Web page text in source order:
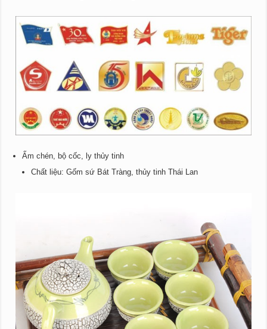
Ấm chén, bộ cốc, ly thủy tinh
Chất liệu: Gốm sứ Bát Tràng, thủy tinh Thái Lan